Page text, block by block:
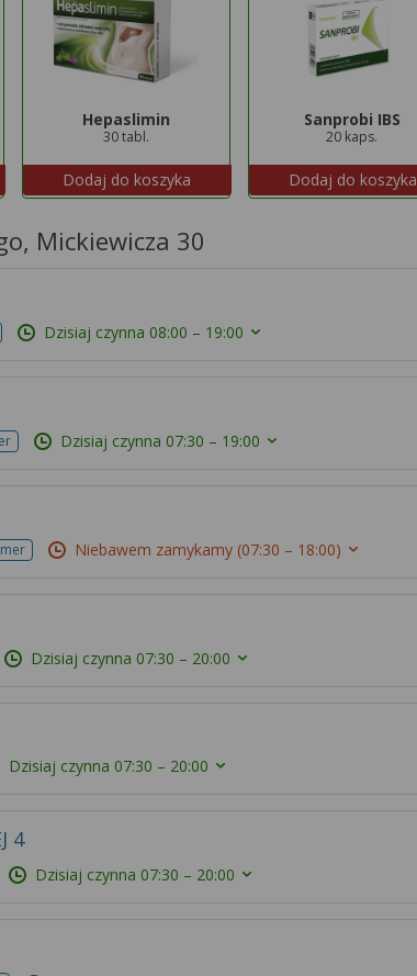
Hepaslimin
30 tabl.
Dodaj do koszyka
Sanprobi IBS
20 kaps.
Dodaj do koszyka
Mickiewicza 30
Dzisiaj czynna 08:00 – 19:00
Dzisiaj czynna 07:30 – 19:00
Niebawem zamykamy (07:30 – 18:00)
Dzisiaj czynna 07:30 – 20:00
Dzisiaj czynna 07:30 – 20:00
4
Dzisiaj czynna 07:30 – 20:00